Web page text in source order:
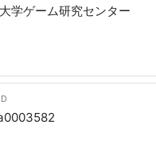
学ゲーム研究センター